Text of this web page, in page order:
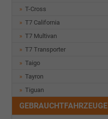
T-Cross
T7 California
T7 Multivan
T7 Transporter
Taigo
Tayron
Tiguan
GEBRAUCHTFAHRZEUGE